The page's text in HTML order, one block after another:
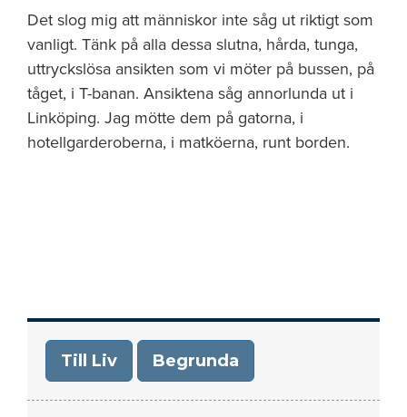
Det slog mig att människor inte såg ut riktigt som
vanligt. Tänk på alla dessa slutna, hårda, tunga,
uttryckslösa ansikten som vi möter på bussen, på
tåget, i T-banan. Ansiktena såg annorlunda ut i
Linköping. Jag mötte dem på gatorna, i
hotellgarderoberna, i matköerna, runt borden.
Till Liv Begrunda